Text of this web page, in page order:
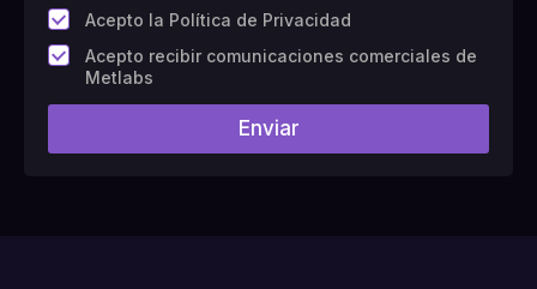
*
Acepto la Política de Privacidad
C
a
p
#
Acepto recibir comunicaciones comerciales de
Metlabs
Enviar